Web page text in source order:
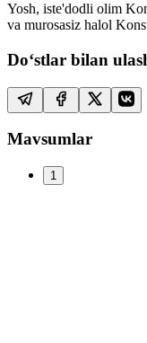
Yosh, iste'dodli olim
va murosasiz halol
Do‘stlar bilan
Mavsumlar
1